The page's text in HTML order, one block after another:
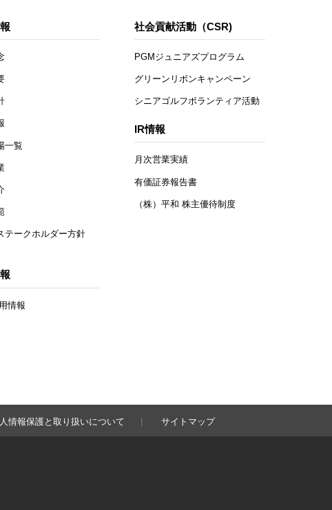
一覧
テークホルダー方針
情報
社会貢献活動（CSR)
PGMジュニアズプログラム
グリーンリボンキャンペーン
シニアゴルフボランティア活動
IR情報
月次営業実績
有価証券報告書
（株）平和 株主優待制度
情報保護と取り扱いについて サイトマップ